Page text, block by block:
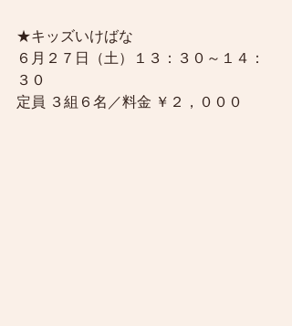
★キッズいけばな
６月２７日（土）１３：３０～１４：
３０
定員 ３組６名／料金 ￥２，０００